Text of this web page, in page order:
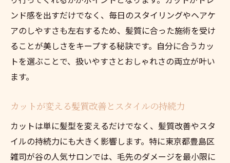
ンド感を出すだけでなく、毎日のスタイリングやヘアケ
アのしやすさも左右するため、髪質に合った施術を受け
ることが美しさをキープする秘訣です。自分に合うカッ
トを選ぶことで、扱いやすさとおしゃれさの両立が叶い
ます。
カットが変える髪質改善とスタイルの持続力
カットは単に髪型を変えるだけでなく、髪質改善やスタ
イルの持続力にも大きく影響します。特に東京都豊島区
雑司が谷の人気サロンでは、毛先のダメージを最小限に